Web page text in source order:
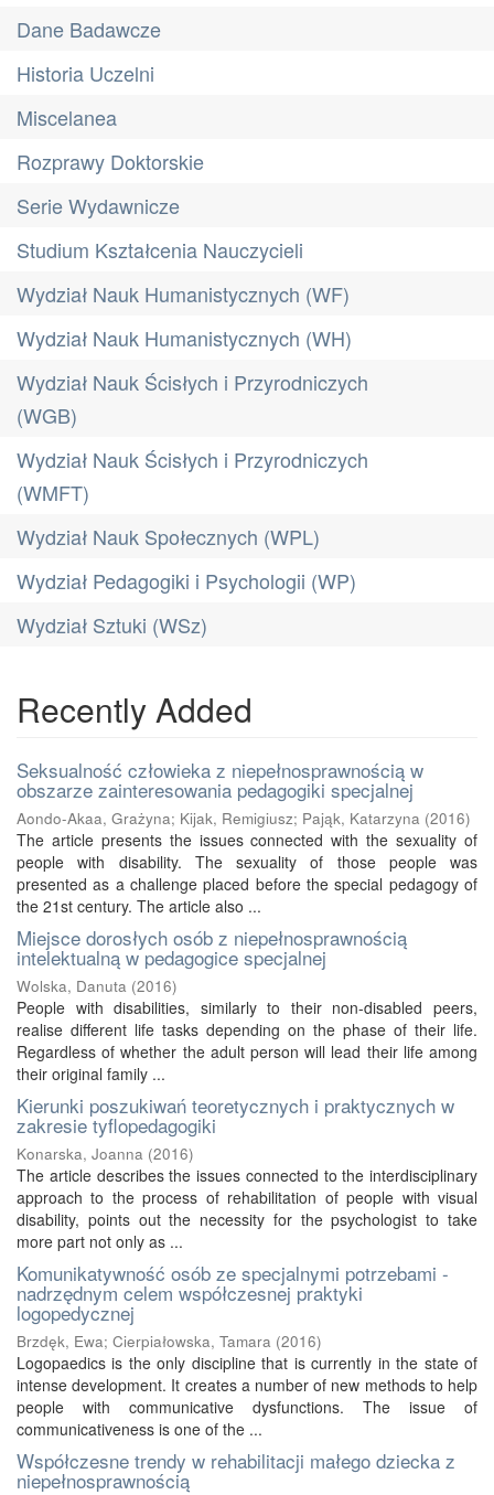
Dane Badawcze
Historia Uczelni
Miscelanea
Rozprawy Doktorskie
Serie Wydawnicze
Studium Kształcenia Nauczycieli
Wydział Nauk Humanistycznych (WF)
Wydział Nauk Humanistycznych (WH)
Wydział Nauk Ścisłych i Przyrodniczych
(WGB)
Wydział Nauk Ścisłych i Przyrodniczych
(WMFT)
Wydział Nauk Społecznych (WPL)
Wydział Pedagogiki i Psychologii (WP)
Wydział Sztuki (WSz)
Recently Added
Seksualność człowieka z niepełnosprawnością w
obszarze zainteresowania pedagogiki specjalnej
Aondo-Akaa, Grażyna; Kijak, Remigiusz; Pająk, Katarzyna (2016)
The article presents the issues connected with the sexuality of
people with disability. The sexuality of those people was
presented as a challenge placed before the special pedagogy of
the 21st century. The article also ...
Miejsce dorosłych osób z niepełnosprawnością
intelektualną w pedagogice specjalnej
Wolska, Danuta (2016)
People with disabilities, similarly to their non-disabled peers,
realise different life tasks depending on the phase of their life.
Regardless of whether the adult person will lead their life among
their original family ...
Kierunki poszukiwań teoretycznych i praktycznych w
zakresie tyflopedagogiki
Konarska, Joanna (2016)
The article describes the issues connected to the interdisciplinary
approach to the process of rehabilitation of people with visual
disability, points out the necessity for the psychologist to take
more part not only as ...
Komunikatywność osób ze specjalnymi potrzebami -
nadrzędnym celem współczesnej praktyki
logopedycznej
Brzdęk, Ewa; Cierpiałowska, Tamara (2016)
Logopaedics is the only discipline that is currently in the state of
intense development. It creates a number of new methods to help
people with communicative dysfunctions. The issue of
communicativeness is one of the ...
Współczesne trendy w rehabilitacji małego dziecka z
niepełnosprawnością